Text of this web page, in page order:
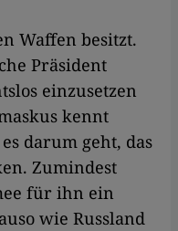
Waffen besitzt.
Präsident
einzusetzen
kennt
darum geht, das
Zumindest
für ihn ein
wie Russland